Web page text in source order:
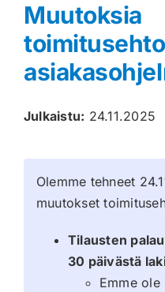
Tarvikkeet
Blind Boksit
Ennakot
Greidatut kortit
Irtokortit
Rip & Ship
Greidauspalvelu
Muutoksia
Julkaistu: 24.11.2025
Olemme tehneet
muutokset
Tilausten
30 päivästä
Emme ole